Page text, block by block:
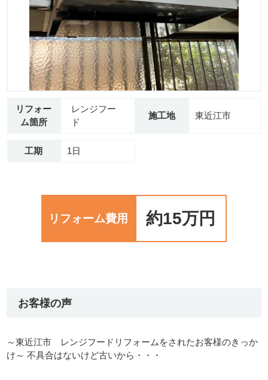
リフォー
ム箇所
レンジフー
ド
施工地 東近江市
工期 1日
リフォーム費用 約15万円
お客様の声
～東近江市 レンジフードリフォームをされたお客様のきっか
け～ 不具合はないけど古いから・・・